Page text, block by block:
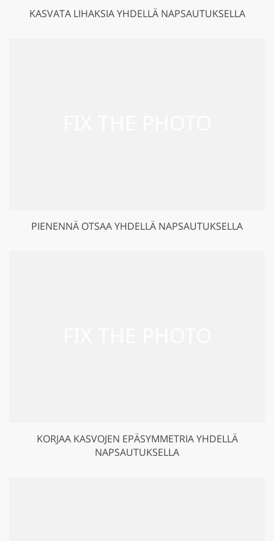
KASVATA LIHAKSIA YHDELLÄ NAPSAUTUKSELLA
PIENENNÄ OTSAA YHDELLÄ NAPSAUTUKSELLA
KORJAA KASVOJEN EPÄSYMMETRIA YHDELLÄ
NAPSAUTUKSELLA